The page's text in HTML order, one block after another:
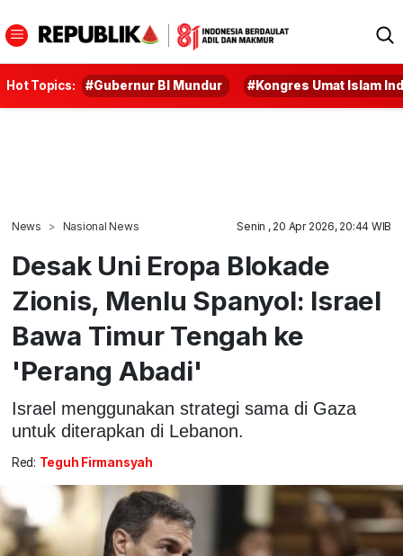
Hot Topics: #Gubernur BI Mundur #Kongres Umat Islam
News Nasional News Senin , 20 Apr 2026, 20:44 WIB
Desak Uni Eropa Blokade
Zionis, Menlu Spanyol: Israel
Bawa Timur Tengah ke
'Perang Abadi'
Israel menggunakan strategi sama di Gaza
untuk diterapkan di Lebanon.
Red: Teguh Firmansyah